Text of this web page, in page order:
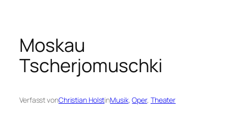
Moskau
Tscherjomuschki
Verfasst vonChristian HolstinMusik, Oper, Theater